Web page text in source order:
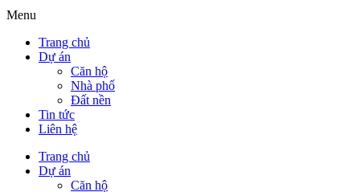
Menu
Trang chủ
Dự án
Căn hộ
Nhà phố
Đất nền
Tin tức
Liên hệ
Trang chủ
Dự án
Căn hộ